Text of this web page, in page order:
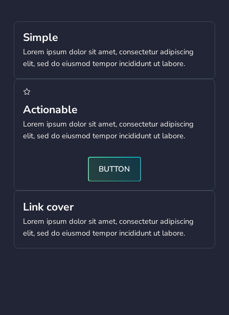
Simple
Lorem ipsum dolor sit amet, consectetur adipiscing
elit, sed do eiusmod tempor incididunt ut labore.
Actionable
Lorem ipsum dolor sit amet, consectetur adipiscing
elit, sed do eiusmod tempor incididunt ut labore.
BUTTON
Link cover
Lorem ipsum dolor sit amet, consectetur adipiscing
elit, sed do eiusmod tempor incididunt ut labore.
Learn more